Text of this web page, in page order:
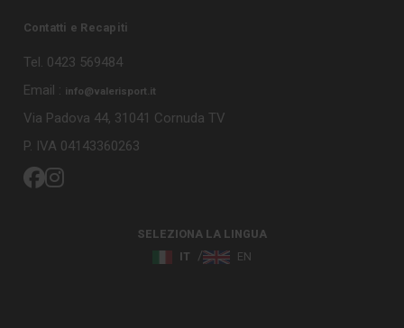
Contatti e Recapiti
Tel. 0423 569484
Email : info@valerisport.it
Via Padova 44, 31041 Cornuda TV
P. IVA 04143360263
SELEZIONA LA LINGUA
IT
EN